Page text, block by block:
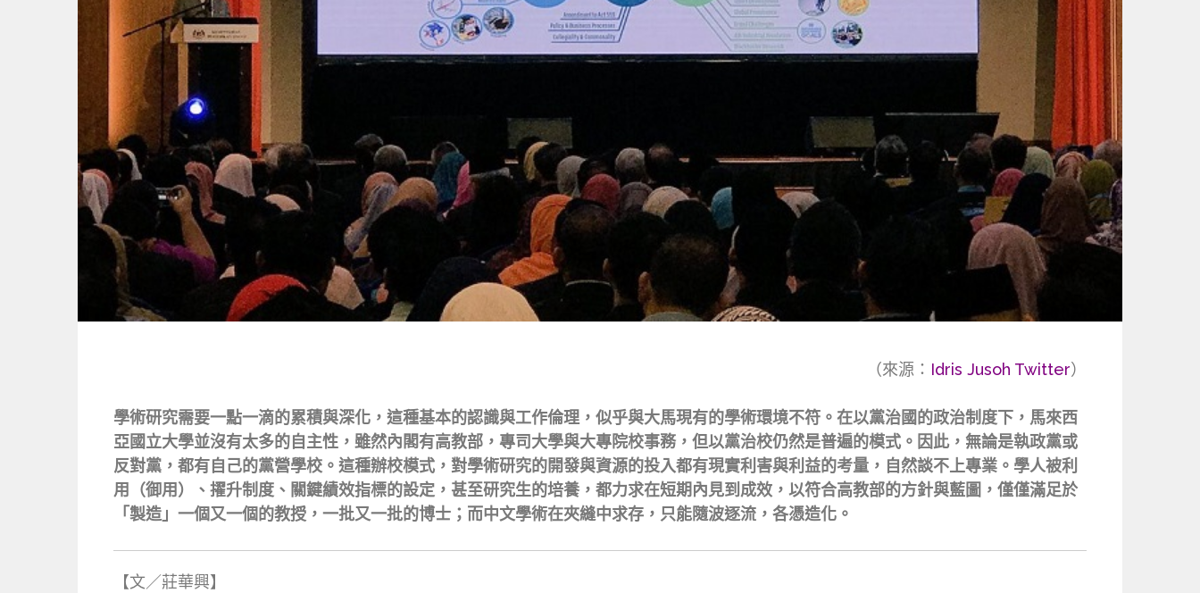
（來源： Idris Jusoh Twitter）
學術研究需要一點一滴的累積與深化，這種基本的認識與工作倫理，似乎與大馬現有的學術環境不符。在以黨治國的政治制度下，馬來西
亞國立大學並沒有太多的自主性，雖然內閣有高教部，專司大學與大專院校事務，但以黨治校仍然是普遍的模式。因此，無論是執政黨或
反對黨，都有自己的黨營學校。這種辦校模式，對學術研究的開發與資源的投入都有現實利害與利益的考量，自然談不上專業。學人被利
用（御用）、擢升制度、關鍵績效指標的設定，甚至研究生的培養，都力求在短期內見到成效，以符合高教部的方針與藍圖，僅僅滿足於
「製造」一個又一個的教授，一批又一批的博士；而中文學術在夾縫中求存，只能隨波逐流，各憑造化。
【文／莊華興】